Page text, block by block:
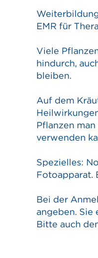
EMR für
Viele
hindurch,
bleiben.
Auf dem
Pflanzen
verwenden
Spezielles:
Fotoapparat.
Bei der
angeben. Sie
Bitte auch